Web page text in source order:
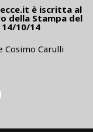
è iscritta al
della Stampa del
14/10/14
Carulli